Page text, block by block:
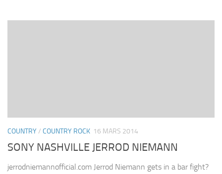
COUNTRY/ COUNTRY ROCK 16 MARS 2014
SONY NASHVILLE JERROD NIEMANN
jerrodniemannofficial.com Jerrod Niemann gets in a bar fight?